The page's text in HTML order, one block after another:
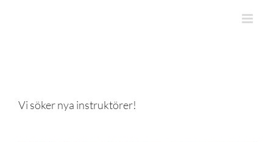
Vi söker nya instruktörer!